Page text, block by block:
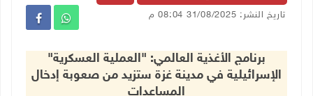
تاريخ النشر: 31/08/2025 08:04 م
برنامج الأغذية العالمي: "العملية العسكرية"
الإسرائيلية في مدينة غزة ستزيد من صعوبة إدخال
المساعدات